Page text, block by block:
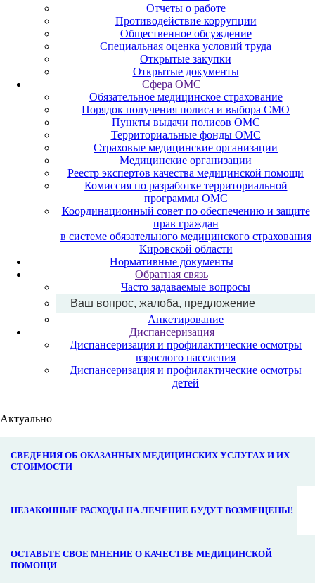
Отчеты о работе
Противодействие коррупции
Общественное обсуждение
Специальная оценка условий труда
Открытые закупки
Открытые документы
Сфера ОМС
Обязательное медицинское страхование
Порядок получения полиса и выбора СМО
Пункты выдачи полисов ОМС
Территориальные фонды ОМС
Страховые медицинские организации
Медицинские организации
Реестр экспертов качества медицинской помощи
Комиссия по разработке территориальной
программы ОМС
Координационный совет по обеспечению и защите
прав граждан
в системе обязательного медицинского страхования
Кировской области
Нормативные документы
Обратная связь
Часто задаваемые вопросы
Ваш вопрос, жалоба, предложение
Анкетирование
Диспансеризация
Диспансеризация и профилактические осмотры
взрослого населения
Диспансеризация и профилактические осмотры
детей
Актуально
СВЕДЕНИЯ ОБ ОКАЗАННЫХ МЕДИЦИНСКИХ УСЛУГАХ И ИХ
СТОИМОСТИ
НЕЗАКОННЫЕ РАСХОДЫ НА ЛЕЧЕНИЕ БУДУТ ВОЗМЕЩЕНЫ!
ОСТАВЬТЕ СВОЕ МНЕНИЕ О КАЧЕСТВЕ МЕДИЦИНСКОЙ
ПОМОЩИ